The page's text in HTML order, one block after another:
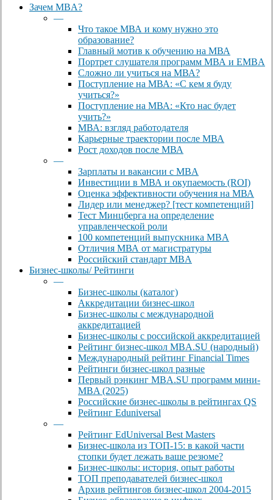
Close
Зачем MBA?
—
Что такое МВА и кому нужно это
образование?
Главный мотив к обучению на МВА
Портрет слушателя программ МВА и EMBA
Сложно ли учиться на МВА?
Поступление на МВА: «С кем я буду
учиться?»
Поступление на МВА: «Кто нас будет
учить?»
МВА: взгляд работодателя
Карьерные траектории после МВА
Рост доходов после МВА
—
Зарплаты и вакансии с MBA
Инвестиции в МВА и окупаемость (ROI)
Оценка эффективности обучения на МВА
Лидер или менеджер? [тест компетенций]
Тест Минцберга на определение
управленческой роли
100 компетенций выпускника MBA
Отличия МВА от магистратуры
Российский стандарт MBA
Бизнес-школы/ Рейтинги
—
Бизнес-школы (каталог)
Аккредитации бизнес-школ
Бизнес-школы с международной
аккредитацией
Бизнес-школы с российской аккредитацией
Рейтинг бизнес-школ MBA.SU (народный)
Международный рейтинг Financial Times
Рейтинги бизнес-школ разные
Первый рэнкинг MBA.SU программ мини-
MBA (2025)
Российские бизнес-школы в рейтингах QS
Рейтинг Eduniversal
—
Рейтинг EdUniversal Best Masters
Бизнес-школа из ТОП-15: в какой части
стопки будет лежать ваше резюме?
Бизнес-школы: история, опыт работы
ТОП преподавателей бизнес-школ
Архив рейтингов бизнес-школ 2004-2015